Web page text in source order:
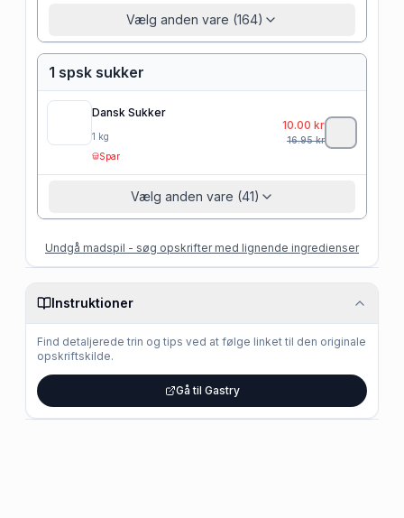
Vælg anden vare (164)
1 spsk sukker
Dansk Sukker
1 kg
Spar
10.00 kr
16.95kr
Vælg anden vare (41)
Undgå madspil - søg opskrifter med lignende ingredienser
Instruktioner
Find detaljerede trin og tips ved at følge linket til den originale
opskriftskilde.
Gå til Gastry